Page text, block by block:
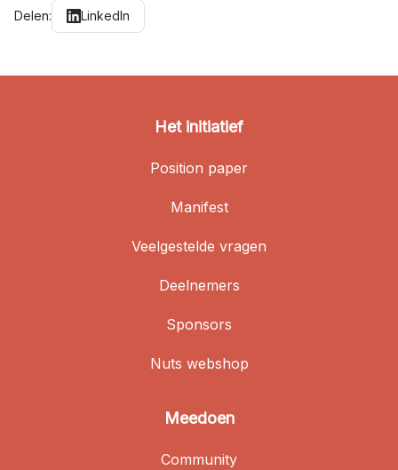
Delen: LinkedIn
Het initiatief
Position paper
Manifest
Veelgestelde vragen
Deelnemers
Sponsors
Nuts webshop
Meedoen
Community